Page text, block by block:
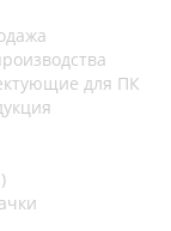
для ПК